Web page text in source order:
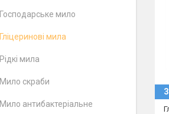
Господарське мило
Гліцеринові мила
Рідкі мила
Мило скраби
Мило антибактеріальне